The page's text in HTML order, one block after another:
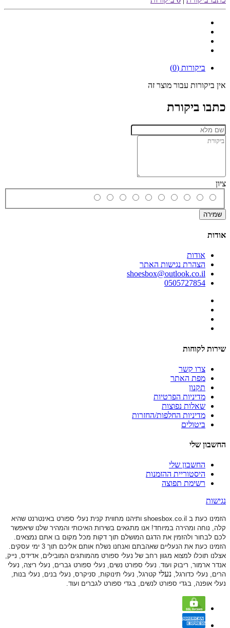
ביקורות (0)
אין ביקורות עבור מוצר זה
כתבו ביקורת
ציון
שמירה
אודות
אודות
הצהרת נגישות האתר
shoesbox@outlook.co.il
0505727854
שירות לקוחות
צרו קשר
מפת האתר
תקנון
מדיניות הפרטיות
שאלות נפוצות
מדיניות החלפות/החזרות
ביטולים
החשבון שלי
החשבון שלי
היסטוריית ההזמנות
רשימת תפוצה
נגישות
הזמינו כעת ב shoesbox.co.il ותיהנו מחווית קנית נעלי ספורט באינטרנט שהיא
קלה, נוחה ומהירה במיוחד! אנו מתגאים בשירות האיכותי והמהיר שלנו שיאפשר
לכם לבחור ולהזמין את הדגם המושלם תוך דקות מכל מקום בו אתם נמצאים.
הזמינו כעת את הנעליים שאהבתם ואנחנו נשלח אותם אליכם תוך 3 ימי עסקים.
אצלנו תוכלו למצוא מגוון רחב של נעלי ספורט מהמותגים המובילים, אדידס, נייק,
אנדר ארמור, ריבוק ועוד. נעלי ספורט נשים, נעלי ספורט גברים, נעלי ריצה, נעלי
הרים, נעלי כדורגל, נעלי קטרגל, נעלי תינוקות, סניקרס, נעלי בנים, נעלי בנות,
נעלי אופנה, בגדי ספורט לנשים, בגדי ספורט לגברים ועוד.